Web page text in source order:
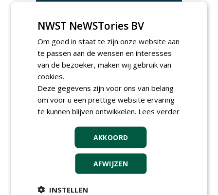
TENDERS
Irado gunt schoffelwerkzaamheden onder
verzwaarde omstandigheden aan
woensdag 5 augustus 2026
Gemeente Amsterdam, Ingenieursbureau
gunt AI 2024-0210 raamovereenkomst
ecologisch beheer aan De Jong Zuurmond,
Struunhoeve, Jos Scholman Groen en
woensdag 5 augustus 2026
NWST NeWSTories BV
Om goed in staat te zijn onze website aan
te passen aan de wensen en interesses
van de bezoeker, maken wij gebruik van
cookies.
Deze gegevens zijn voor ons van belang
om voor u een prettige website ervaring
te kunnen blijven ontwikkelen. Lees verder
AKKOORD
AFWIJZEN
INSTELLEN